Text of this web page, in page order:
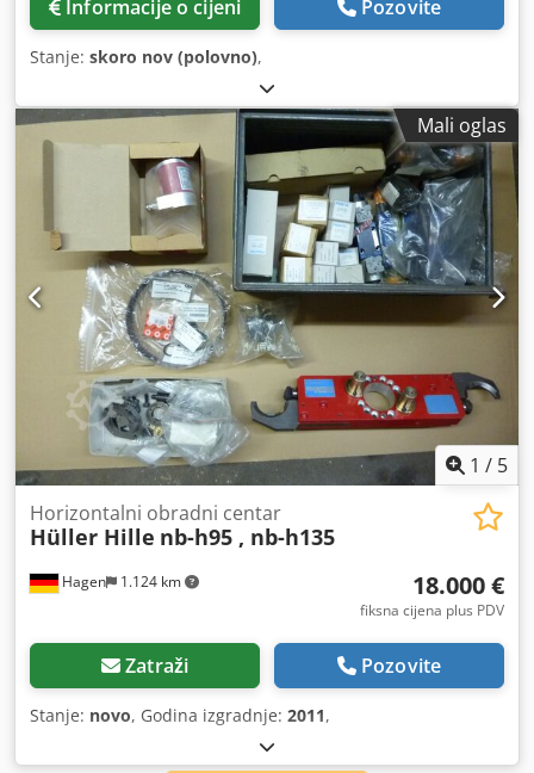
Informacije o cijeni Pozovite
Stanje: skoro nov (polovno),
Mali oglas
1 / 5
Hagen 1.124 km
Horizontalni obradni centar
Hüller Hille nb-h95 , nb-h135
18.000 €
fiksna cijena plus PDV
Zatraži Pozovite
Stanje: novo, Godina izgradnje: 2011,